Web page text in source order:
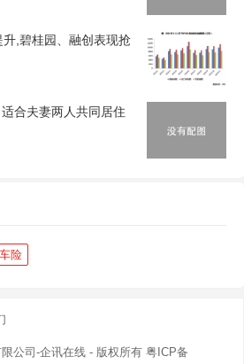
,碧桂园、融创表现抢
合夫妻两人共同居住
车险
公司-企讯在线 - 版权所有 粤ICP备